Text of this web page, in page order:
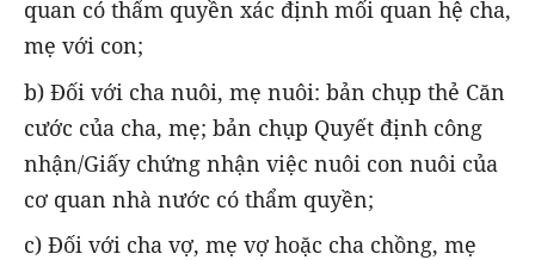
quan có thẩm quyền xác định mối quan hệ cha,
mẹ với con;
b) Đối với cha nuôi, mẹ nuôi: bản chụp thẻ Căn
cước của cha, mẹ; bản chụp Quyết định công
nhận/Giấy chứng nhận việc nuôi con nuôi của
cơ quan nhà nước có thẩm quyền;
c) Đối với cha vợ, mẹ vợ hoặc cha chồng, mẹ